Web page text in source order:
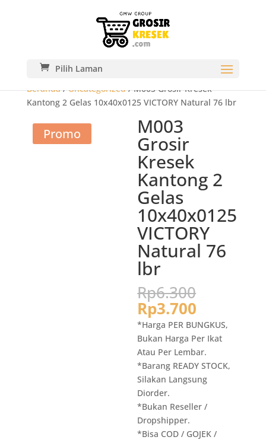
Pilih Laman
Beranda/Uncategorized/ M003 Grosir Kresek
Kantong 2 Gelas 10x40x0125 VICTORY Natural 76 lbr
Promo M003
Grosir
Kresek
Kantong 2
Gelas
10x40x0125
VICTORY
Natural 76
lbr
Rp6.300
adalah:
Rp6.300.
Rp3.700
saat
ini
adalah:
Rp3.700.
*Harga PER BUNGKUS,
Bukan Harga Per Ikat
Atau Per Lembar.
*Barang READY STOCK,
Silakan Langsung
Diorder.
*Bukan Reseller /
Dropshipper.
*Bisa COD / GOJEK /